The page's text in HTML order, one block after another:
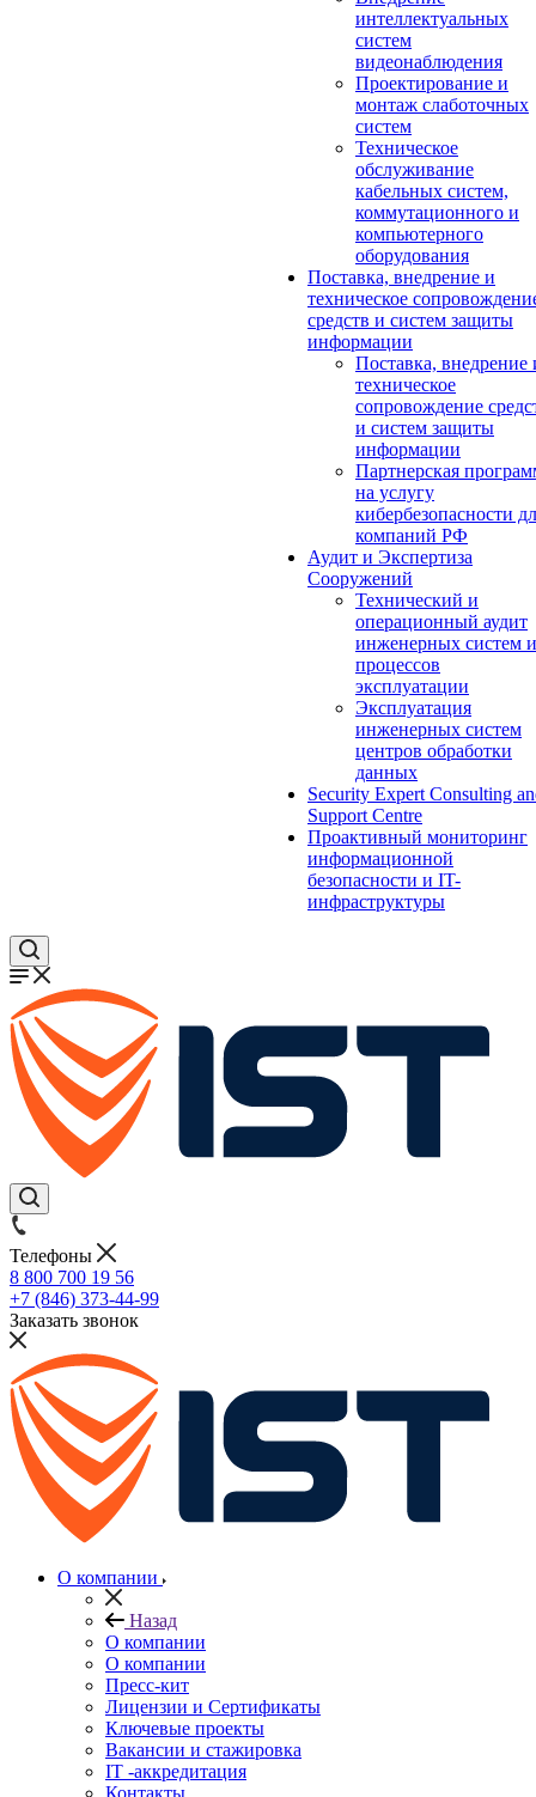
интеллектуальных
систем
видеонаблюдения
Проектирование и
монтаж слаботочных
систем
Техническое
обслуживание
кабельных систем,
коммутационного и
компьютерного
оборудования
Поставка, внедрение и
техническое
средств и систем защиты
информации
Поставка, внедрение
техническое
сопровождение
и систем защиты
информации
Партнерская
на услугу
кибербезопасности
компаний РФ
Аудит и Экспертиза
Сооружений
Технический и
операционный аудит
инженерных систем и
процессов
эксплуатации
Эксплуатация
инженерных систем
центров обработки
данных
Security Expert Consulting
Support Centre
Проактивный мониторинг
информационной
безопасности и IT-
инфраструктуры
Телефоны
8 800 700 19 56
+7 (846) 373-44-99
Заказать звонок
О компании
Назад
О компании
О компании
Пресс-кит
Лицензии и Сертификаты
Ключевые проекты
Вакансии и стажировка
IT -аккредитация
Контакты